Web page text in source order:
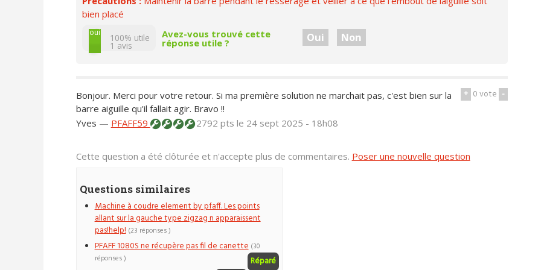
bien placé
non
oui 100% utile
1 avis
Avez-vous trouvé cette
réponse utile ? Oui Non
+ 0vote -
Bonjour. Merci pour votre retour. Si ma première solution ne marchait pas, c'est bien sur la
barre aiguille qu'il fallait agir. Bravo !!
Yves — PFAFF59 2792 pts le 24 sept 2025 - 18h08
Cette question a été clôturée et n'accepte plus de commentaires. Poser une nouvelle question
Questions similaires
Machine à coudre element by pfaff. Les points
allant sur la gauche type zigzag n apparaissent
pas!help! (23 réponses )
PFAFF 1080S ne récupère pas fil de canette
Réparé
(30
réponses )